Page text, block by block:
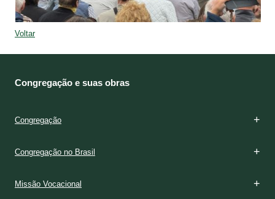
Voltar
Congregação e suas obras
Congregação
Congregação no Brasil
Missão Vocacional